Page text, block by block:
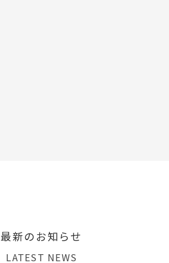
最新のお知らせ
LATEST NEWS